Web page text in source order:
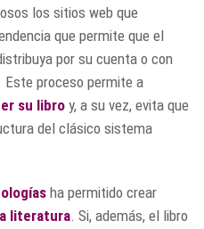
los sitios web que
que permite que el
por su cuenta o con
Este proceso permite a
su libroy, a su vez, evita que
del clásico sistema
ha permitido crear
literatura. Si, además, el libro